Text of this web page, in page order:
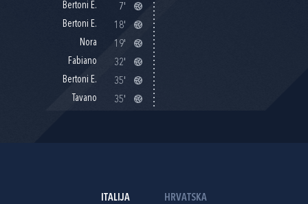
Bertoni E.
7'
Bertoni E.
18'
Nora
19'
Fabiano
32'
Bertoni E.
35'
Tavano
35'
ITALIJA HRVATSKA